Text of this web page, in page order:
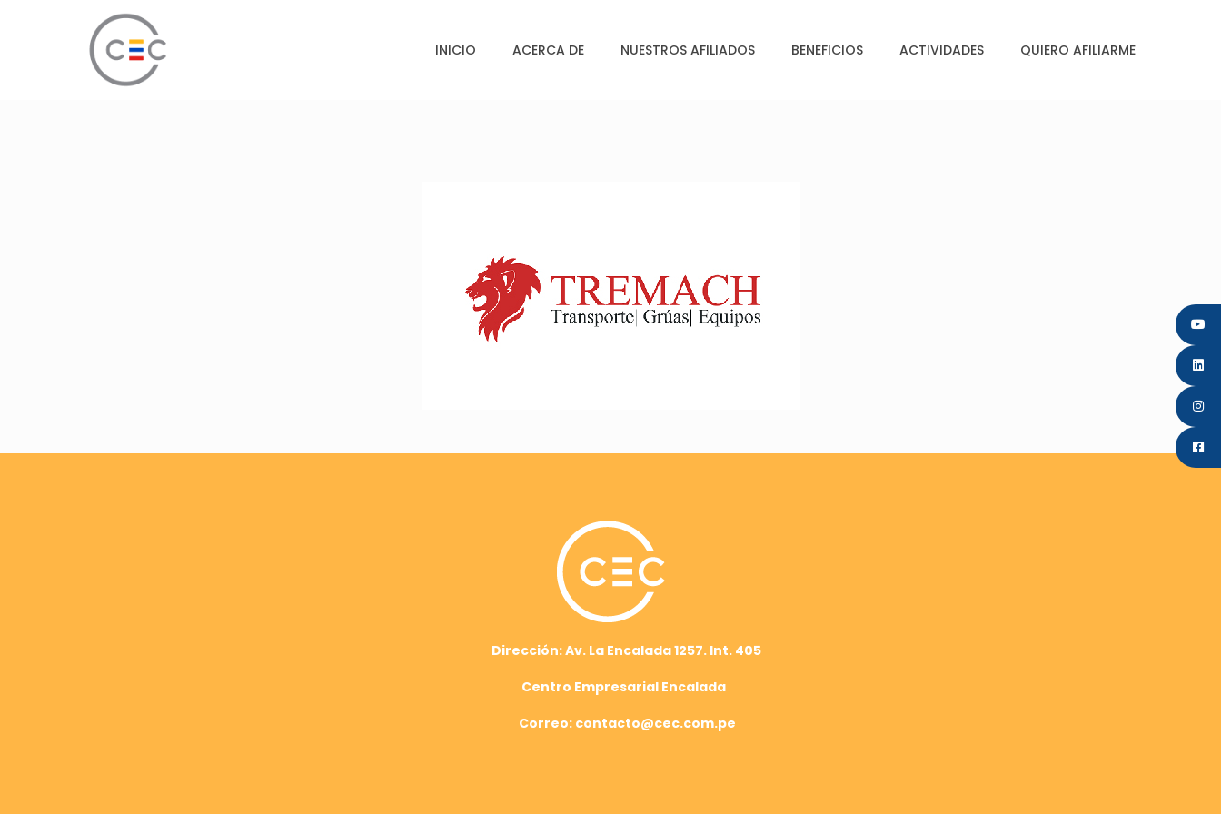
INICIO ACERCA DE NUESTROS AFILIADOS BENEFICIOS ACTIVIDADES QUIERO AFILIARME
Dirección: Av. La Encalada 1257. Int. 405
Centro Empresarial Encalada
Correo: contacto@cec.com.pe